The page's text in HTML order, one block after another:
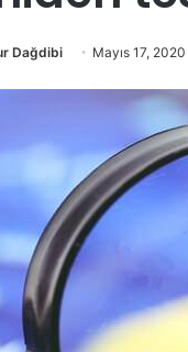
Dağdibi Mayıs 17, 2020